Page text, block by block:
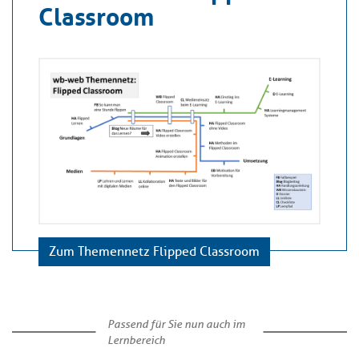
Classroom
Zum Themennetz Flipped Classroom
Passend für Sie nun auch im
Lernbereich